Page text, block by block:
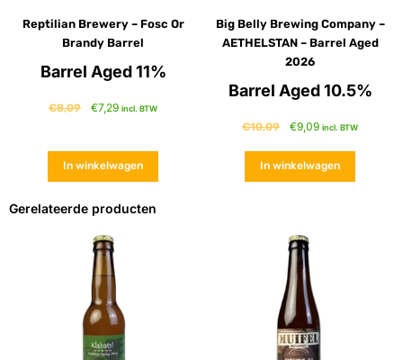
Reptilian Brewery – Fosc Or
Brandy Barrel
Barrel Aged 11%
€8,09 €7,29 incl. BTW
In winkelwagen
Big Belly Brewing Company –
AETHELSTAN – Barrel Aged
2026
Barrel Aged 10.5%
€10,09 €9,09 incl. BTW
In winkelwagen
Gerelateerde producten